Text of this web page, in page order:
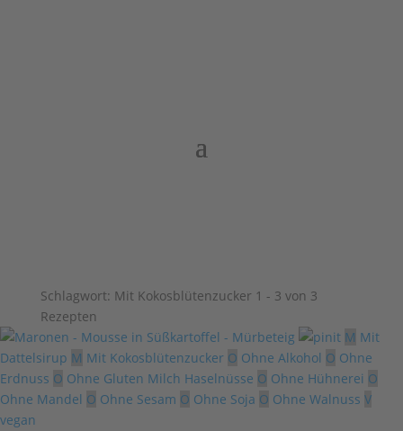
Schlagwort: Mit Kokosblütenzucker 1 - 3 von 3
Rezepten
M Mit
Dattelsirup M Mit Kokosblütenzucker O Ohne Alkohol O Ohne
Erdnuss O Ohne Gluten Milch Haselnüsse O Ohne Hühnerei O
Ohne Mandel O Ohne Sesam O Ohne Soja O Ohne Walnuss V
vegan